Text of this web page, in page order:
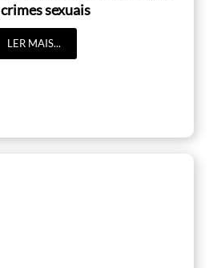
sexuais
LER MAIS...